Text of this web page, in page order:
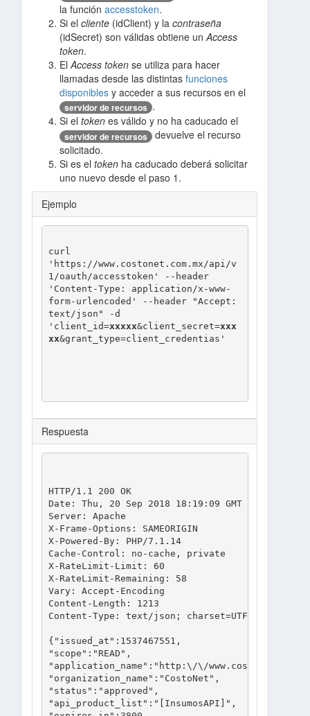
la función accesstoken.
Si el cliente (idClient) y la contraseña
(idSecret) son válidas obtiene unAccess
token.
ElAccess token se utiliza para hacer
llamadas desde las distintas funciones
disponibles y acceder a sus recursos en el
servidor de recursos .
Si el token es válido y no ha caducado el
servidor de recursos
devuelve el recurso
solicitado.
Si es el token ha caducado deberá solicitar
uno nuevo desde el paso 1.
Ejemplo
curl
'https://www.costonet.com.mx/api/v
1/oauth/accesstoken' --header
'Content-Type: application/x-www-
form-urlencoded' --header "Accept:
text/json" -d
'client_id=xxxxx&client_secret=xxx
xx&grant_type=client_credentias'
Respuesta
HTTP/1.1 200 OK
Date: Thu, 20 Sep 2018 18:19:09 GMT
Server: Apache
X-Frame-Options: SAMEORIGIN
X-Powered-By: PHP/7.1.14
Cache-Control: no-cache, private
X-RateLimit-Limit: 60
X-RateLimit-Remaining: 58
Vary: Accept-Encoding
Content-Length: 1213
Content-Type: text/json; charset=UTF-8
{"issued_at":1537467551,
"scope":"READ",
"application_name":"http:\/\/
"organization_name":"CostoNet",
"status":"approved",
"api_product_list":"[InsumosAPI]",